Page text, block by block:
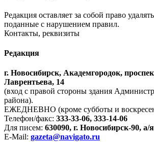
Редакция оставляет за собой право
поданные с нарушением правил.
Контакты, реквизиты
Редакция
г. Новосибирск, Академгородок,
Лаврентьева, 14
(вход с правой стороны здания
района).
ЕЖЕДНЕВНО (кроме субботы и
Телефон/факс: 333-33-06, 333-14-06
Для писем: 630090, г. Новосибирск-90, а/
E-Mail: gazeta@navigato.ru